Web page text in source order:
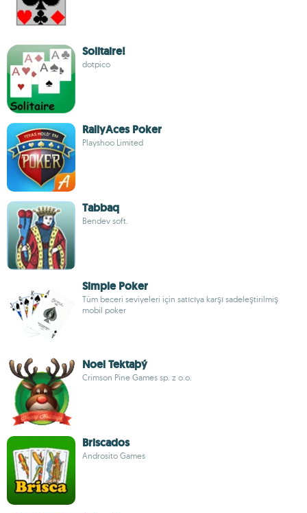
Solitaire!
dotpico
RallyAces Poker
Playshoo Limited
Tabbaq
Bendev soft.
Simple Poker
Tüm beceri seviyeleri için satıcıya karşı sadeleştirilmiş
mobil poker
Noel Tektaþý
Crimson Pine Games sp. z o.o.
Briscados
Androsito Games